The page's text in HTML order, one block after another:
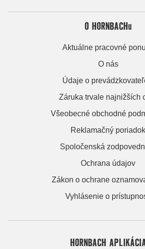
O HORNBACHu
Aktuálne pracovné
O nás
Údaje o
Záruka trvale najnižších
Všeobecné obchodné
Reklamačný poriadok
Spoločenská
Ochrana údajov
Zákon o ochrane
Vyhlásenie o
HORNBACH